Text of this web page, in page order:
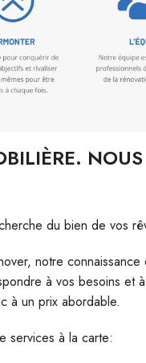
du bien de vos
notre connaissance
à vos besoins et
à un prix abordable.
services à la carte: